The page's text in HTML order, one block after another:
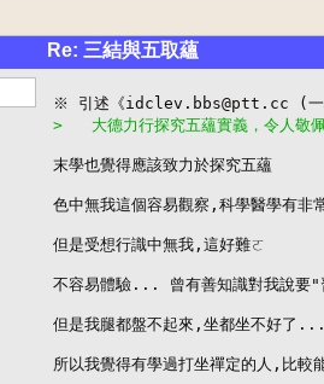
Re: 三結與五取蘊
>   大德力行探究五蘊實義，令人敬
末學也覺得應該致力於探究五蘊
色中無我這個容易觀察,科學醫學有非
但是受想行識中無我,這好難ㄛ
不容易體驗... 曾有善知識對我說要
但是我腿都盤不起來,坐都坐不好了
所以我覺得有學過打坐禪定的人,比